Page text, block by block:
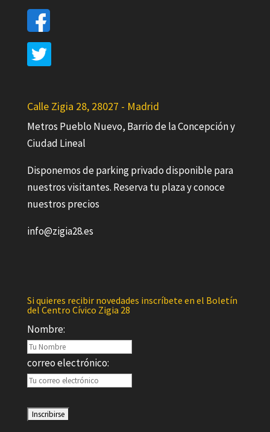
Calle Zigia 28, 28027 - Madrid
Metros Pueblo Nuevo, Barrio de la Concepción y
Ciudad Lineal
Disponemos de parking privado disponible para
nuestros visitantes. Reserva tu plaza y conoce
nuestros precios
info@zigia28.es
Si quieres recibir novedades inscríbete en el Boletín
del Centro Cívico Zigia 28
Nombre:
correo electrónico: